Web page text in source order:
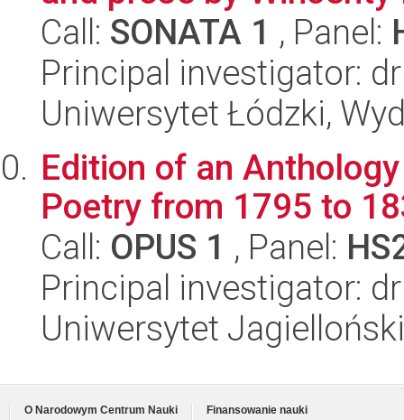
Call: SONATA 1 , Panel:
Principal investigator:
Uniwersytet Łódzki,
Edition of an
Poetry from 1795 to
Call: OPUS 1 , Panel:
Principal investigator:
Uniwersytet
O Narodowym Centrum Nauki
Finansowanie nauki